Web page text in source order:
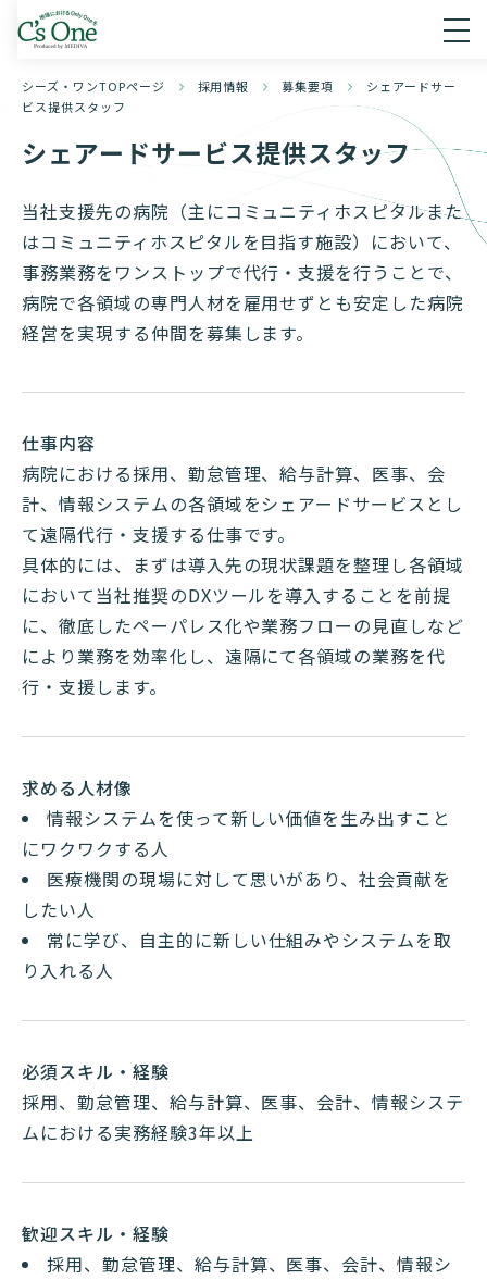
シーズ・ワンTOPページ 採用情報 募集要項
シェアードサー
ビス提供スタッフ
シェアードサービス提供スタッフ
当社支援先の病院（主にコミュニティホスピタルまた
はコミュニティホスピタルを目指す施設）において、
事務業務をワンストップで代行・支援を行うことで、
病院で各領域の専門人材を雇用せずとも安定した病院
経営を実現する仲間を募集します。
仕事内容
病院における採用、勤怠管理、給与計算、医事、会
計、情報システムの各領域をシェアードサービスとし
て遠隔代行・支援する仕事です。
具体的には、まずは導入先の現状課題を整理し各領域
において当社推奨のDXツールを導入することを前提
に、徹底したペーパレス化や業務フローの見直しなど
により業務を効率化し、遠隔にて各領域の業務を代
行・支援します。
求める人材像
情報システムを使って新しい価値を生み出すこと
にワクワクする人
医療機関の現場に対して思いがあり、社会貢献を
したい人
常に学び、自主的に新しい仕組みやシステムを取
り入れる人
必須スキル・経験
採用、勤怠管理、給与計算、医事、会計、情報システ
ムにおける実務経験3年以上
歓迎スキル・経験
採用、勤怠管理、給与計算、医事、会計、情報シ